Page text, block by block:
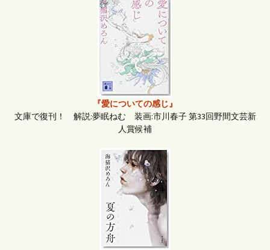
『愛についての感じ』
文庫で復刊！ 解説:夢眠ねむ 装画:市川春子 第33回野間文芸新
人賞候補